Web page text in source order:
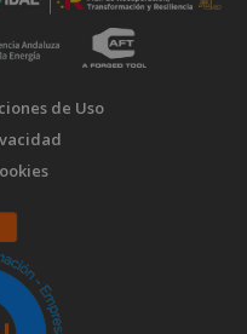
de Uso